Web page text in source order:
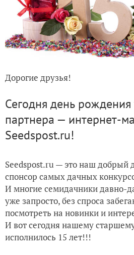
Дорогие друзья!
Сегодня день
партнера — интернет-
Seedspost.ru!
Seedspost.ru — это наш добрый
спонсор самых дачных
И многие семидачники давно-
уже запросто, без спроса
посмотреть на новинки и
И вот сегодня нашему
исполнилось 15 лет!!!